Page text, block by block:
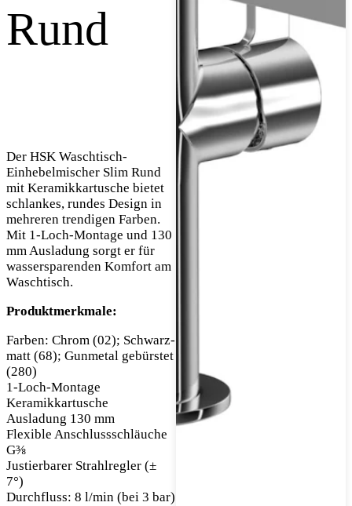
Rund
Der HSK Waschtisch-
Einhebelmischer Slim Rund
mit Keramikkartusche bietet
schlankes, rundes Design in
mehreren trendigen Farben.
Mit 1-Loch-Montage und 130
mm Ausladung sorgt er für
wassersparenden Komfort am
Waschtisch.
Produktmerkmale:
Farben: Chrom (02); Schwarz-
matt (68); Gunmetal gebürstet
(280)
1-Loch-Montage
Keramikkartusche
Ausladung 130 mm
Flexible Anschlussschläuche
G⅜
Justierbarer Strahlregler (±
7°)
Durchfluss: 8 l/min (bei 3 bar)